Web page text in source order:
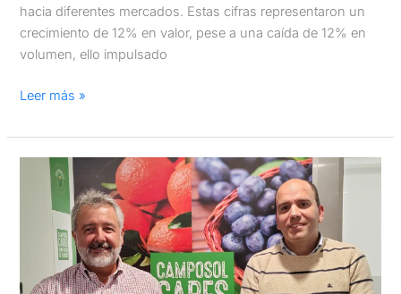
hacia diferentes mercados. Estas cifras representaron un
crecimiento de 12% en valor, pese a una caída de 12% en
volumen, ello impulsado
Leer más »
Camposol
incorpora
Aguilar,
Experto